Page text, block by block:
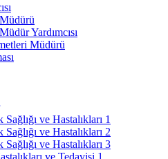
Yardımcısı
Müdürü
Sağlığı ve Hastalıkları 1
Sağlığı ve Hastalıkları 2
Sağlığı ve Hastalıkları 3
ve Tedavisi 1